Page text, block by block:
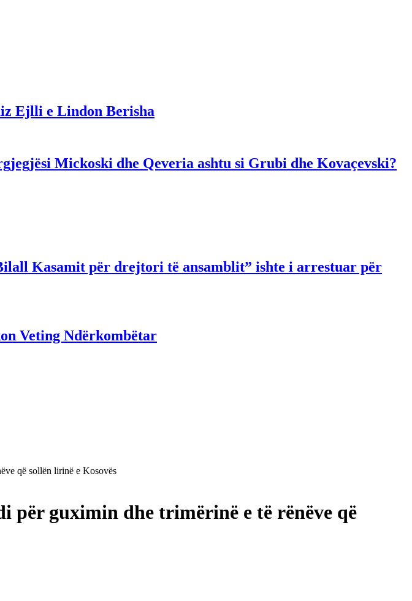
Ejlli e Lindon Berisha
Mickoski dhe Qeveria ashtu si Grubi dhe Kovaçevski?
Kasamit për drejtori të ansamblit” ishte i arrestuar për
Veting Ndërkombëtar
që sollën lirinë e Kosovës
guximin dhe trimërinë e të rënëve që